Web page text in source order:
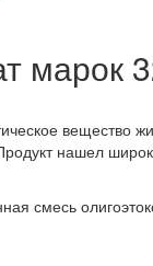
марок
вещество
нашел
смесь